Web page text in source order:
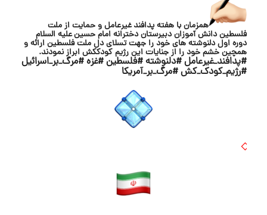
همزمان با هفته پدافند غیرعامل و حمایت از ملت
فلسطین دانش آموزان دبیرستان دخترانه امام حسین علیه السلام
دوره اول دلنوشته های خود را جهت تسلای دل ملت فلسطین ارائه و
همچین خشم خود را از جنایات این رژیم کودککش ابراز نمودند.
#پدافند_غیرعامل#دلنوشته#فلسطین#غزه#مرگ_بر_اسرائیل
#رژیم_کودک_کش#مرگ_بر_آمریکا